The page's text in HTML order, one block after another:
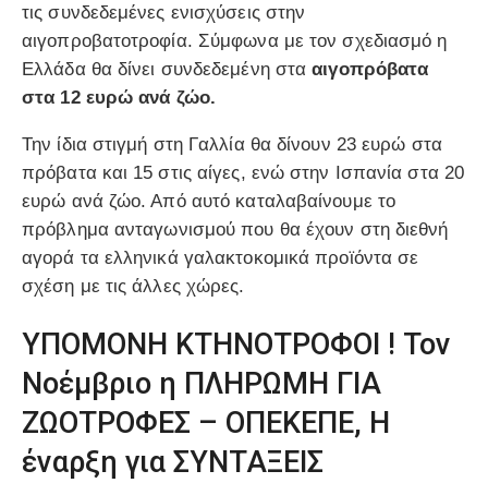
τις συνδεδεμένες ενισχύσεις στην
αιγοπροβατοτροφία. Σύμφωνα με τον σχεδιασμό η
Ελλάδα θα δίνει συνδεδεμένη στααιγοπρόβατα
στα 12 ευρώ ανά ζώο.
Την ίδια στιγμή στη Γαλλία θα δίνουν 23 ευρώ στα
πρόβατα και 15 στις αίγες, ενώ στην Ισπανία στα 20
ευρώ ανά ζώο. Από αυτό καταλαβαίνουμε το
πρόβλημα ανταγωνισμού που θα έχουν στη διεθνή
αγορά τα ελληνικά γαλακτοκομικά προϊόντα σε
σχέση με τις άλλες χώρες.
ΥΠΟΜΟΝΗ ΚΤΗΝΟΤΡΟΦΟΙ ! Τον
Νοέμβριο η ΠΛΗΡΩΜΗ ΓΙΑ
ΖΩΟΤΡΟΦΕΣ – ΟΠΕΚΕΠΕ, Η
έναρξη για ΣΥΝΤΑΞΕΙΣ